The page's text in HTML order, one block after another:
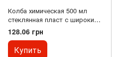
Колба химическая 500 мл
стеклянная пласт с широким
горлом П-3-500-34 ХС ТУ 3
Украина 14307481.014-95
128.06 грн
Купить